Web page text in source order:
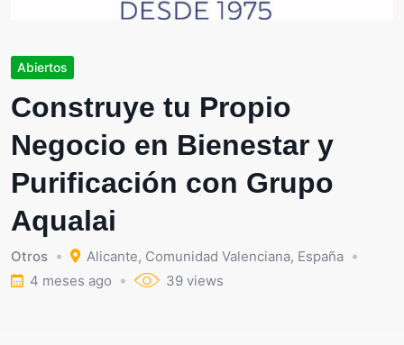
Abiertos
Construye tu Propio
Negocio en Bienestar y
Purificación con Grupo
Aqualai
Otros Alicante, Comunidad Valenciana, España
4 meses ago
39 views